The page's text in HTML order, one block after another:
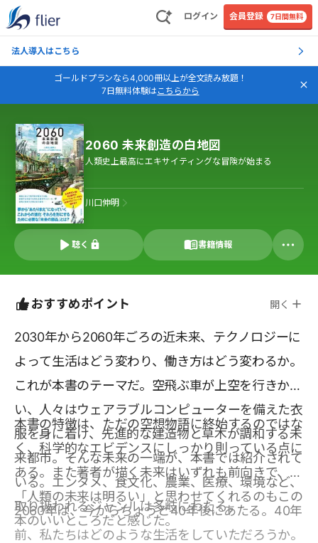
ログイン 会員登録 7日間無料
法人導入はこちら
ゴールドプランなら4,000冊以上が全文読み放題！
7日無料体験はこちらから
2060 未来創造の白地図
人類史上最高にエキサイティングな冒険が始まる
川口伸明
聴く 書籍情報
おすすめポイント 開く
2030年から2060年ごろの近未来、テクノロジーに
よって生活はどう変わり、働き方はどう変わるか。
これが本書のテーマだ。空飛ぶ車が上空を行きか
い、人々はウェアラブルコンピューターを備えた衣
服を身に着け、先進的な建造物と草木が調和する未
来都市。そんな未来の一端が、本書では紹介されて
いる。エンタメ、食文化、農業、医療、環境など、
取り扱われるジャンルは多岐にわたる。
本書の特徴は、ただの空想物語に終始するのではな
く、科学的なエビデンスにしっかり則っている点に
ある。また著者が描く未来はいずれも前向きで、
「人類の未来は明るい」と思わせてくれるのもこの
本のいいところだと感じた。
2060年は、今からちょうど40年後にあたる。40年
前、私たちはどのような生活をしていただろうか。